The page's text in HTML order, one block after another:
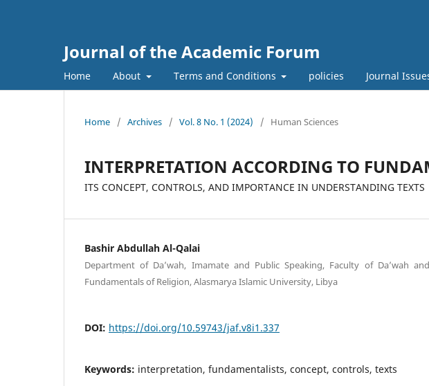
Journal of the Academic Forum
Home About Terms and Conditions policies Journal
Home / Archives / Vol. 8 No. 1 (2024) / Human Sciences
INTERPRETATION ACCORDING TO
ITS CONCEPT, CONTROLS, AND IMPORTANCE IN UNDERSTANDING TEXTS
Bashir Abdullah Al-Qalai
Department of Da’wah, Imamate and Public Speaking, Faculty of Da’wah and
Fundamentals of Religion, Alasmarya Islamic University, Libya
DOI: https://doi.org/10.59743/jaf.v8i1.337
Keywords: interpretation, fundamentalists, concept, controls, texts